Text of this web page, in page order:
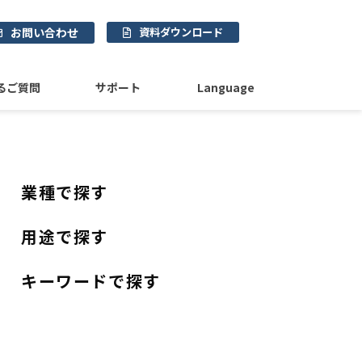
お問い合わせ 資料ダウンロード
ご質問 サポート Language
業種で探す
用途で探す
キーワードで探す